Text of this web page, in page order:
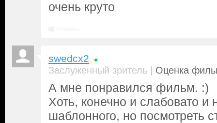
очень круто
swedcx2
Заслуженный зритель | Оценка
А мне понравился фильм. :)
Хоть, конечно и слабовато и
шаблонного, но посмотреть